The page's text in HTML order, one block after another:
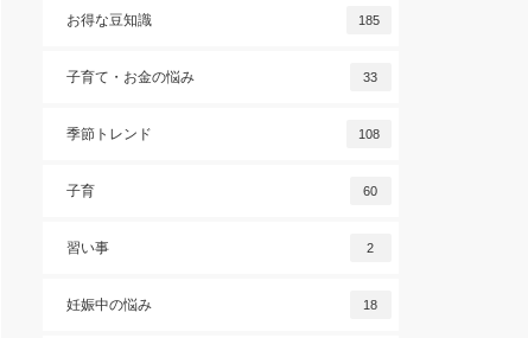
お得な豆知識 185
子育て・お金の悩み 33
季節トレンド 108
子育 60
習い事 2
妊娠中の悩み 18